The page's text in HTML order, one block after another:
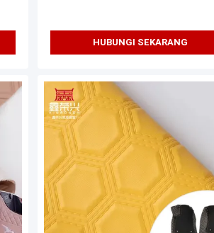
HUBUNGI SEKARANG